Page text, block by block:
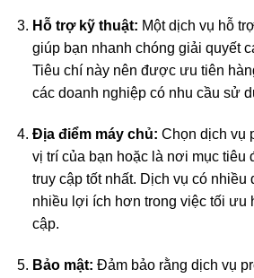
Hỗ trợ kỹ thuật: Một dịch vụ hỗ
giúp bạn nhanh chóng giải quyết
Tiêu chí này nên được ưu tiên
các doanh nghiệp có nhu cầu sử
Địa điểm máy chủ: Chọn dịch vụ
vị trí của bạn hoặc là nơi mục tiêu
truy cập tốt nhất. Dịch vụ có nhiều
nhiều lợi ích hơn trong việc tối ưu
cập.
Bảo mật: Đảm bảo rằng dịch vụ